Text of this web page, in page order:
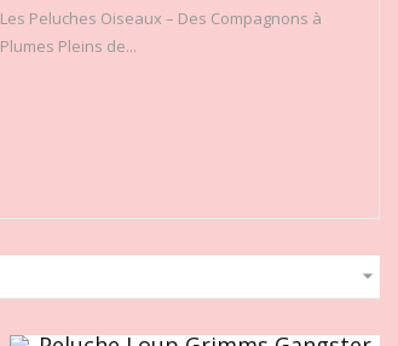
Les Peluches Oiseaux – Des Compagnons à
Plumes Pleins de...
